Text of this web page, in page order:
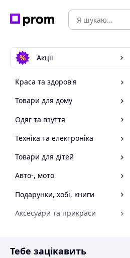
Акції
Краса та здоров'я
Товари для дому
Одяг та взуття
Техніка та електроніка
Товари для дітей
Авто-, мото
Подарунки, хобі, книги
Аксесуари та прикраси
Спорт і відпочинок
Тебе зацікавить